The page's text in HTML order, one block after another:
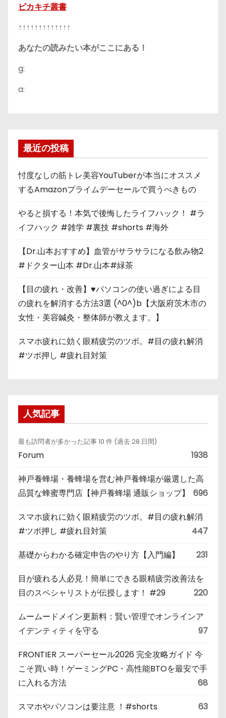
ピカキチ叢書
↑↑↑↑↑↑↑↑↑↑↑↑↑
あなたの読みたい本がここにある！
g:
a:
最近の投稿
忖度なしの筋トレ美容YouTuberが本当にオススメ
するAmazonプライムデーセールで買うべきもの
やると損する！本気で後悔したライフハック！ #ラ
イフハック #雑学 #裏技 #shorts #海外
【Dr.山本おすすめ】血管がサラサラになる飲み物2
#ドクター山本 #Dr.山本#緑茶
【目の疲れ・改善】♥パソコンの使い過ぎによる目
の疲れを解消する方法3選 (^0^)b【大阪府茨木市の
女性・美容鍼灸・整体師が教えます。】
スマホ疲れに効く眼精疲労のツボ。#目の疲れ解消
#ツボ押し #疲れ目対策
人気記事
最も訪問者が多かった記事 10 件 (過去 28 日間)
Forum 1938
神戸養蜂場・養蜂場を営む神戸養蜂場が厳選した高
品質な蜂蜜専門店【神戸養蜂場 通販ショップ】
696
スマホ疲れに効く眼精疲労のツボ。#目の疲れ解消
#ツボ押し #疲れ目対策
447
基礎からわかる確定申告のやり方【入門編】 231
目が疲れる人必見！簡単にできる眼精疲労改善法を
目のスペシャリストが伝授します！ #29
220
ムームードメイン更新料：賢い管理でオンラインア
イデンティティを守る
97
FRONTIER スーパーセール2026 完全攻略ガイド 今
こそ買い時！ゲーミングPC・高性能BTOを最安で手
に入れる方法
68
スマホやパソコンは要注意 ！#shorts 63